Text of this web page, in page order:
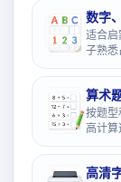
数字
适合启
子熟悉
算术
按题型
高计算
高清